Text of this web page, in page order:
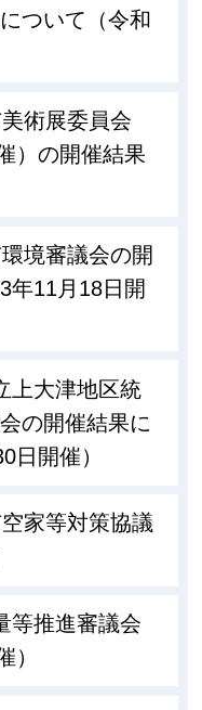
ついて（令和
術展委員会
）の開催結果
境審議会の開
年11月18日開
上大津地区統
の開催結果に
日開催）
家等対策協議
等推進審議会
）